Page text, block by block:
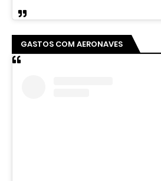
GASTOS COM AERONAVES